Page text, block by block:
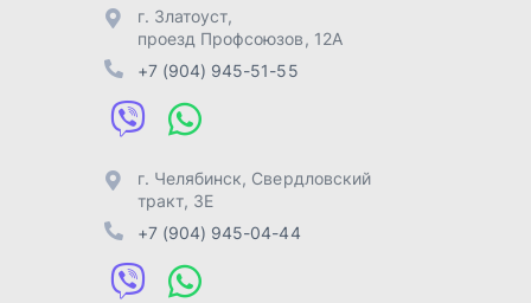
Отправить заявку
Разработка -